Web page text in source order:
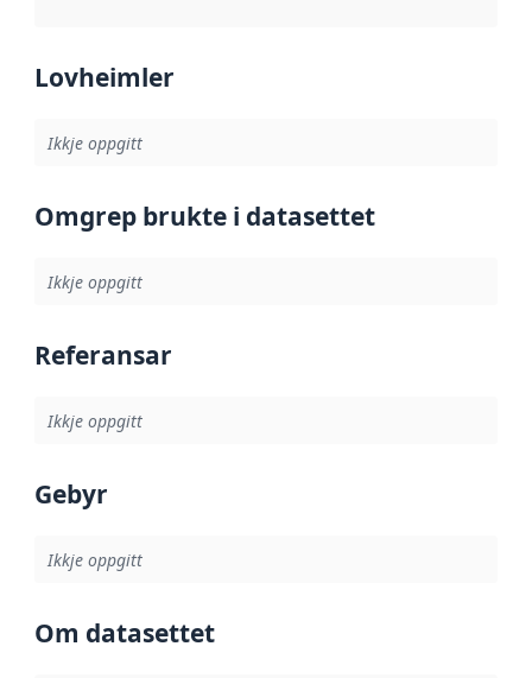
Lovheimler
Ikkje oppgitt
Omgrep brukte i datasettet
Ikkje oppgitt
Referansar
Ikkje oppgitt
Gebyr
Ikkje oppgitt
Om datasettet